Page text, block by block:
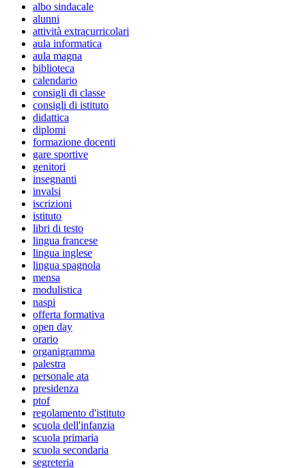
albo sindacale
alunni
attività extracurricolari
aula informatica
aula magna
biblioteca
calendario
consigli di classe
consigli di istituto
didattica
diplomi
formazione docenti
gare sportive
genitori
insegnanti
invalsi
iscrizioni
istituto
libri di testo
lingua francese
lingua inglese
lingua spagnola
mensa
modulistica
naspi
offerta formativa
open day
orario
organigramma
palestra
personale ata
presidenza
ptof
regolamento d'istituto
scuola dell'infanzia
scuola primaria
scuola secondaria
segreteria